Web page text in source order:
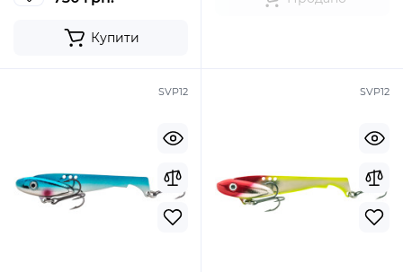
Купити
SVP12 SVP12